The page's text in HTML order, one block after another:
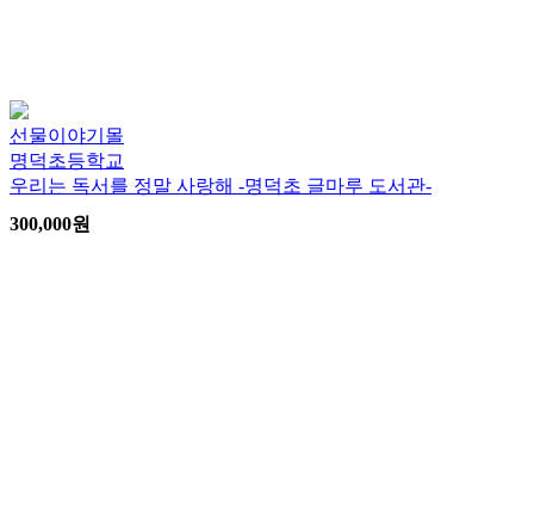
선물이야기몰
명덕초등학교
우리는 독서를 정말 사랑해 -명덕초 글마루 도서관-
300,000원